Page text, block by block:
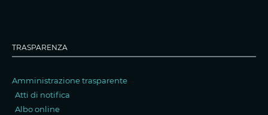
TRASPARENZA
Amministrazione trasparente
Atti di notifica
Albo online